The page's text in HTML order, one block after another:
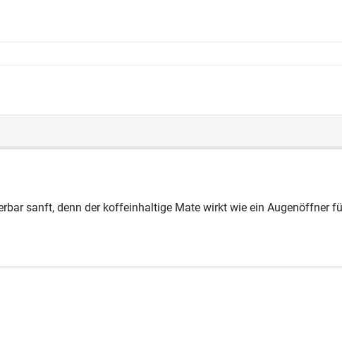
sanft, denn der koffeinhaltige Mate wirkt wie ein Augenöffner